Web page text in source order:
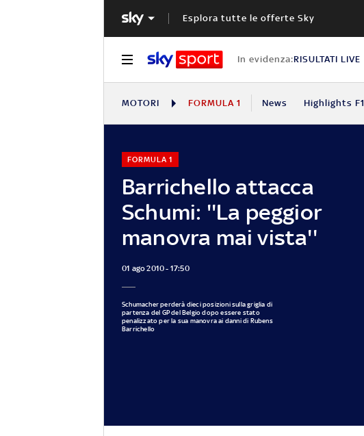
Esplora tutte le offerte Sky
In evidenza:RISULTATI LIVE
MOTORI FORMULA 1 News Highlights F1
Barrichello attacca
Schumi: ''La peggior
manovra mai vista''
FORMULA 1
01 ago 2010 - 17:50
Schumacher perderà dieci posizioni sulla griglia di
partenza del GP del Belgio dopo essere stato
penalizzato per la sua manovra ai danni di Rubens
Barrichello